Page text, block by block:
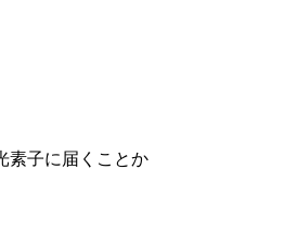
素子に届くことか